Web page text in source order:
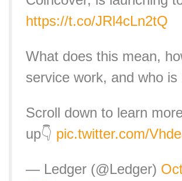
https://t.co/JRl4cLn2tQ
What does this mean,
service work, and who is
Scroll down to learn
up👇 pic.twitter.com/
— Ledger (@Ledger)